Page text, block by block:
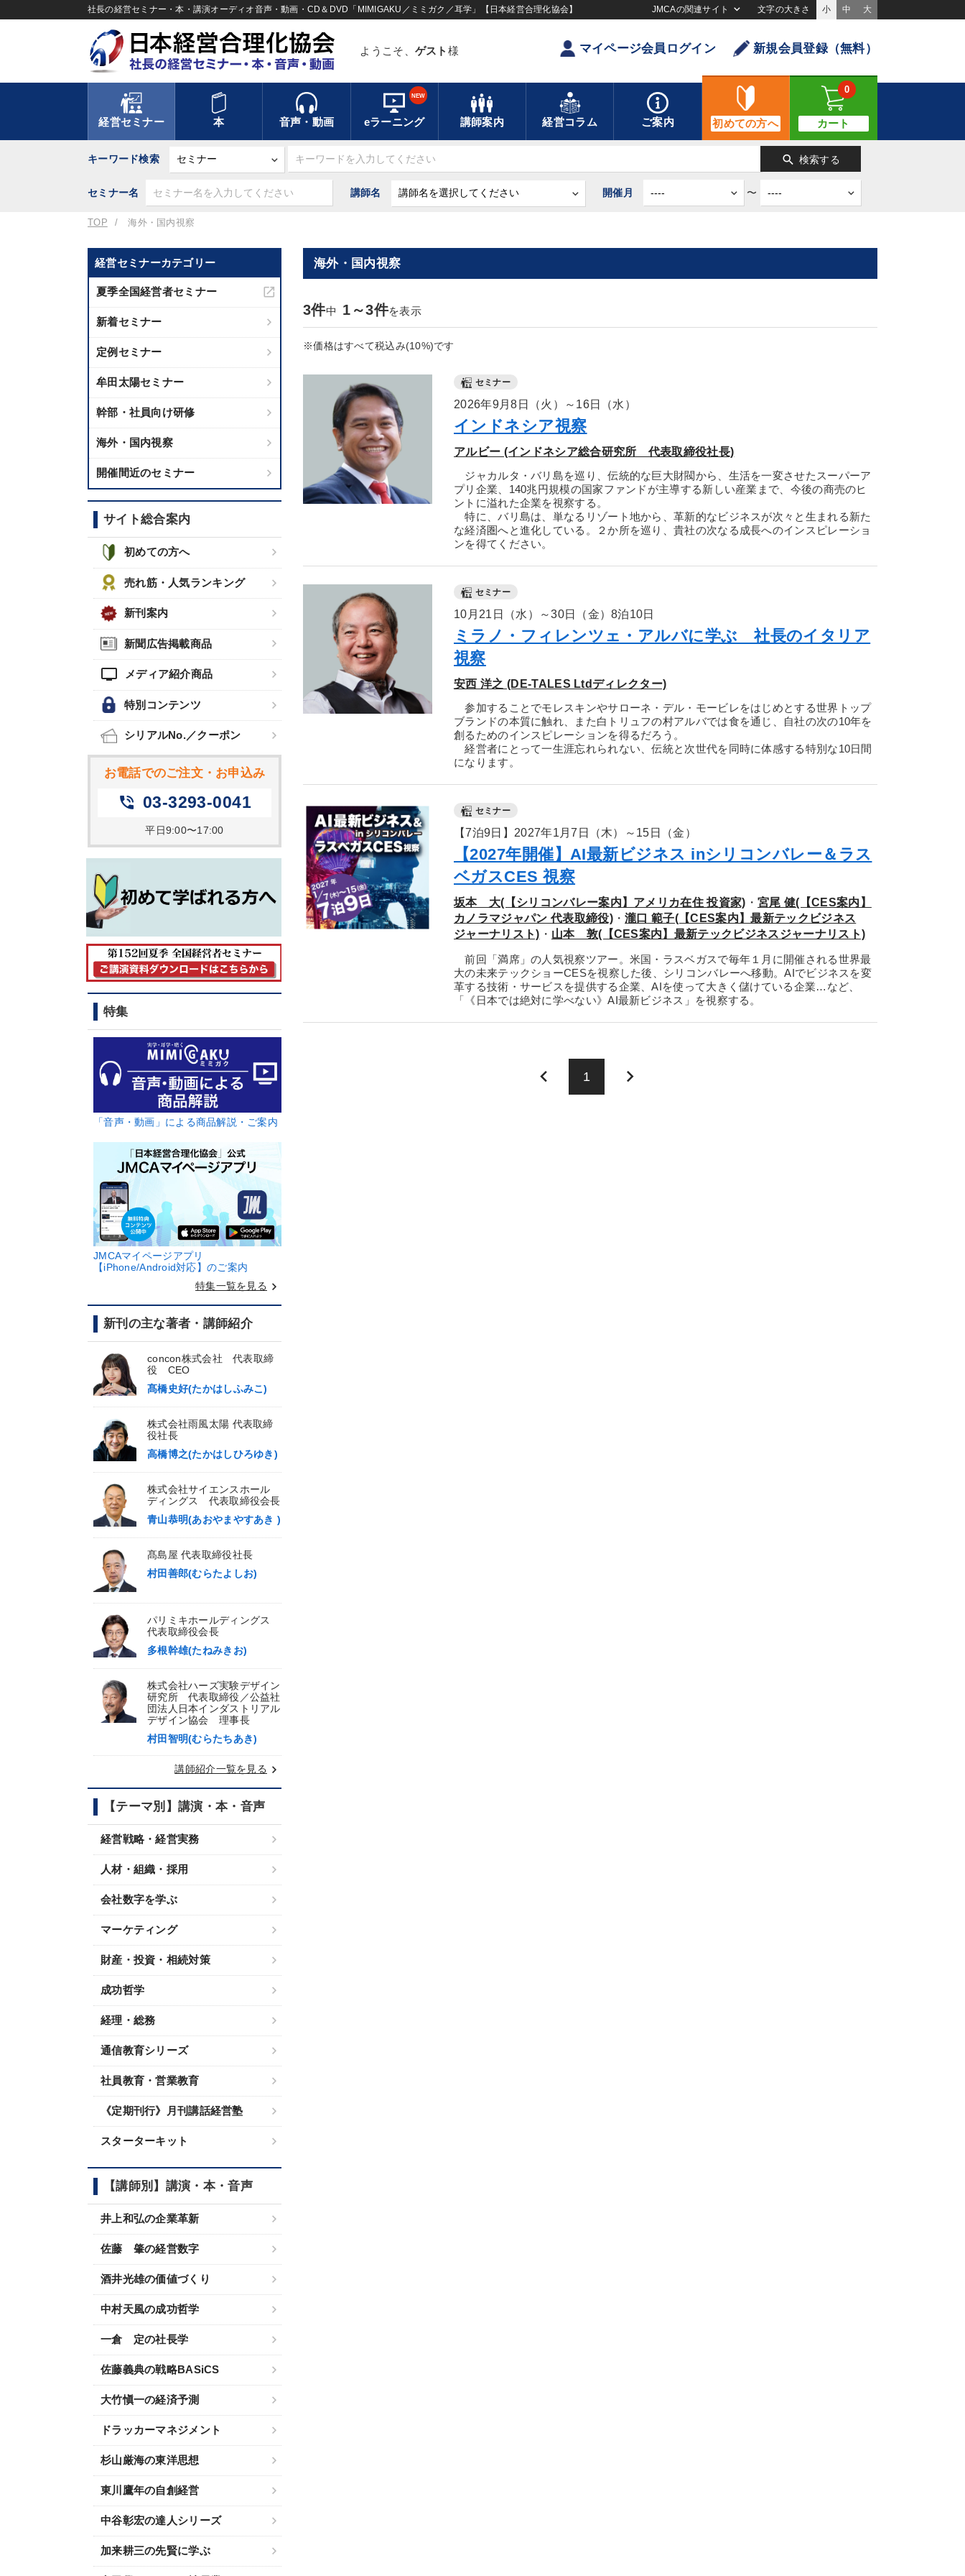
社長の経営セミナー・本・講演オーディオ音声・動画・CD＆DVD「MIMIGAKU／ミミガク／耳学」【日本経営合理化協会】 JMCAの関連サイト 文字の大きさ 小 中 大
ようこそ、 ゲスト 様 マイページ会員ログイン 新規会員登録（無料）
経営セミナー 本 音声・動画 eラーニング
NEW
講師案内 経営コラム ご案内 初めての方へ カート
0
キーワード検索 search 検索する
セミナー名 講師名 開催月 〜
TOP 海外・国内視察
経営セミナーカテゴリー
夏季全国経営者セミナー
新着セミナー
定例セミナー
牟田太陽セミナー
幹部・社員向け研修
海外・国内視察
開催間近のセミナー
サイト総合案内
初めての方へ
売れ筋・人気ランキング
新刊案内
新聞広告掲載商品
tv メディア紹介商品
特別コンテンツ
シリアルNo.／クーポン
お電話でのご注文・お申込み
phone_in_talk 03-3293-0041
平日9:00〜17:00
特集
「音声・動画」による商品解説・ご案内
JMCAマイページアプリ
【iPhone/Android対応】のご案内
特集一覧を見る keyboard_arrow_right
新刊の主な著者・講師紹介
concon株式会社 代表取締
役 CEO
髙橋史好(たかはしふみこ)
株式会社雨風太陽 代表取締
役社長
高橋博之(たかはしひろゆき)
株式会社サイエンスホール
ディングス 代表取締役会長
青山恭明(あおやまやすあき )
髙島屋 代表取締役社長
村田善郎(むらたよしお)
パリミキホールディングス
代表取締役会長
多根幹雄(たねみきお)
株式会社ハーズ実験デザイン
研究所 代表取締役／公益社
団法人日本インダストリアル
デザイン協会 理事長
村田智明(むらたちあき)
講師紹介一覧を見る keyboard_arrow_right
【テーマ別】講演・本・音声
経営戦略・経営実務
人材・組織・採用
会社数字を学ぶ
マーケティング
財産・投資・相続対策
成功哲学
経理・総務
通信教育シリーズ
社員教育・営業教育
《定期刊行》月刊講話経営塾
スターターキット
【講師別】講演・本・音声
井上和弘の企業革新
佐藤 肇の経営数字
酒井光雄の価値づくり
中村天風の成功哲学
一倉 定の社長学
佐藤義典の戦略BASiCS
大竹愼一の経済予測
ドラッカーマネジメント
杉山厳海の東洋思想
東川鷹年の自創経営
中谷彰宏の達人シリーズ
加来耕三の先賢に学ぶ
海外・国内視察
3件中 1～3件を表示
※価格はすべて税込み(10%)です
セミナー
2026年9月8日（火）～16日（水）
インドネシア視察
アルビー (インドネシア総合研究所 代表取締役社長)
ジャカルタ・バリ島を巡り、伝統的な巨大財閥から、生活を一変させたスーパーア
プリ企業、140兆円規模の国家ファンドが主導する新しい産業まで、今後の商売のヒ
ントに溢れた企業を視察する。
特に、バリ島は、単なるリゾート地から、革新的なビジネスが次々と生まれる新た
な経済圏へと進化している。２か所を巡り、貴社の次なる成長へのインスピレーショ
ンを得てください。
セミナー
10月21日（水）～30日（金）8泊10日
ミラノ・フィレンツェ・アルバに学ぶ 社長のイタリア
視察
安西 洋之 (DE-TALES Ltdディレクター)
参加することでモレスキンやサローネ・デル・モービレをはじめとする世界トップ
ブランドの本質に触れ、また白トリュフの村アルバでは食を通じ、自社の次の10年を
創るためのインスピレーションを得るだろう。
経営者にとって一生涯忘れられない、伝統と次世代を同時に体感する特別な10日間
になります。
セミナー
【7泊9日】2027年1月7日（木）～15日（金）
【2027年開催】AI最新ビジネス inシリコンバレー＆ラス
ベガスCES 視察
坂本 大(【シリコンバレー案内】アメリカ在住 投資家) ・宮尾 健(【CES案内】
カノラマジャパン 代表取締役)・瀧口 範子(【CES案内】最新テックビジネス
ジャーナリスト) ・ 山本 敦(【CES案内】最新テックビジネスジャーナリスト)
前回「満席」の人気視察ツアー。米国・ラスベガスで毎年１月に開催される世界最
大の未来テックショーCESを視察した後、シリコンバレーへ移動。AIでビジネスを変
革する技術・サービスを提供する企業、AIを使って大きく儲けている企業…など、
「《日本では絶対に学べない》AI最新ビジネス」を視察する。
keyboard_arrow_left 1 keyboard_arrow_right